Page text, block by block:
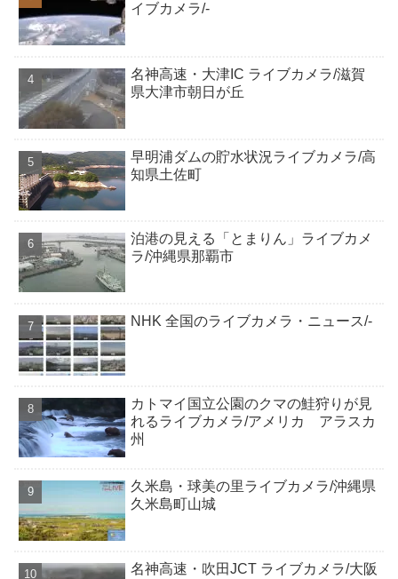
イブカメラ/-
名神高速・大津IC ライブカメラ/滋賀
県大津市朝日が丘
早明浦ダムの貯水状況ライブカメラ/高
知県土佐町
泊港の見える「とまりん」ライブカメ
ラ/沖縄県那覇市
NHK 全国のライブカメラ・ニュース/-
カトマイ国立公園のクマの鮭狩りが見
れるライブカメラ/アメリカ アラスカ
州
久米島・球美の里ライブカメラ/沖縄県
久米島町山城
名神高速・吹田JCT ライブカメラ/大阪